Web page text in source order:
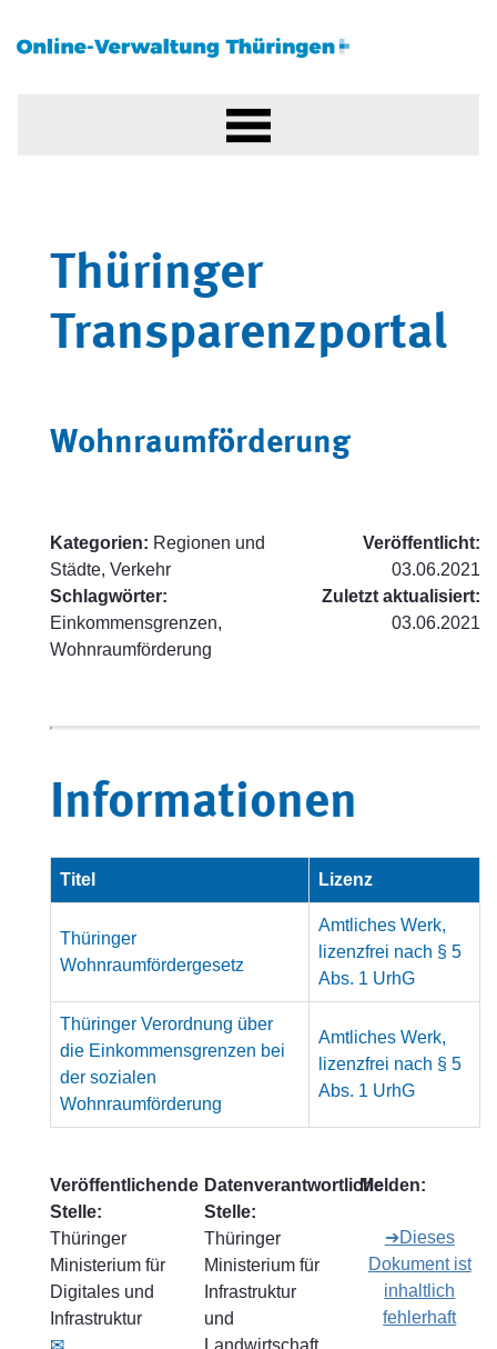
Thüringer
Transparenzportal
Wohnraumförderung
Kategorien: Regionen und
Städte, Verkehr
Schlagwörter:
Einkommensgrenzen,
Wohnraumförderung
Veröffentlicht:
03.06.2021
Zuletzt aktualisiert:
03.06.2021
Informationen
Titel Lizenz
Thüringer
Wohnraumfördergesetz
Amtliches Werk,
lizenzfrei nach § 5
Abs. 1 UrhG
Thüringer Verordnung über
die Einkommensgrenzen bei
der sozialen
Wohnraumförderung
Amtliches Werk,
lizenzfrei nach § 5
Abs. 1 UrhG
Veröffentlichende
Stelle:
Thüringer
Ministerium für
Digitales und
Infrastruktur
✉
Datenverantwortliche
Stelle:
Thüringer
Ministerium für
Infrastruktur
und
Landwirtschaft
Melden:
➔Dieses
Dokument ist
inhaltlich
fehlerhaft